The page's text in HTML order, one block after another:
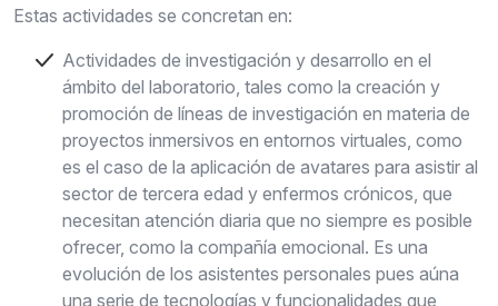
Estas actividades se concretan en:
Actividades de investigación y desarrollo en el
ámbito del laboratorio, tales como la creación y
promoción de líneas de investigación en materia de
proyectos inmersivos en entornos virtuales, como
es el caso de la aplicación de avatares para asistir al
sector de tercera edad y enfermos crónicos, que
necesitan atención diaria que no siempre es posible
ofrecer, como la compañía emocional. Es una
evolución de los asistentes personales pues aúna
una serie de tecnologías y funcionalidades que